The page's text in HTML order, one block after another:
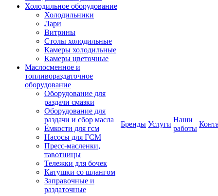
Холодильное оборудование
Холодильники
Лари
Витрины
Столы холодильные
Камеры холодильные
Камеры цветочные
Маслосменное и
топливораздаточное
оборудование
Оборудование для
раздачи смазки
Оборудование для
раздачи и сбор масла
Ёмкости для гсм
Насосы для ГСМ
Пресс-масленки,
тавотницы
Тележки для бочек
Катушки со шлангом
Заправочные и
раздаточные
Бренды Услуги
Наши
работы